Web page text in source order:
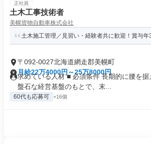
正社員
土木工事技術者
美幌貨物自動車株式会社
土木施工管理／見習い・経験者共に歓迎！賞与年
〒092-0027北海道網走郡美幌町
月給22万4000円～25万8000円
求めている人材 ■ 必須条件 長期的に腰を据
盤石な経営基盤のもとで、末...
60代も応募可 +16個